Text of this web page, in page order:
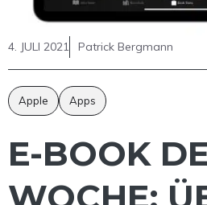
4. JULI 2021 Patrick Bergmann
Apple Apps
E-BOOK